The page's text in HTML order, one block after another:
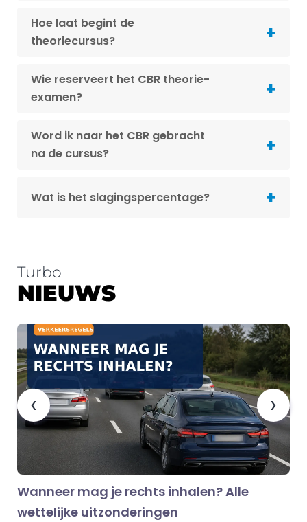
Hoe laat begint de
theoriecursus?
Wie reserveert het CBR theorie-
examen?
Word ik naar het CBR gebracht
na de cursus?
Wat is het slagingspercentage?
Turbo
NIEUWS
Wanneer mag je rechts inhalen? Alle
wettelijke uitzonderingen
‹ ›